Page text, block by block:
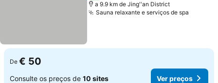
a 9.9 km de Jing''an District
Sauna relaxante e serviços de spa
De € 50
Consulte os preços de 10 sites Ver preços